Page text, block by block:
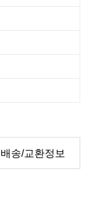
배송/교환정보